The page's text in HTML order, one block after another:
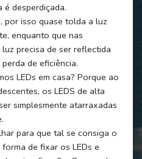
desperdiçada.
por isso quase tolda a luz
enquanto que nas
precisa de ser reflectida
de eficiência.
LEDs em casa? Porque ao
os LEDS de alta
simplesmente atarraxadas
para que tal se consiga o
de fixar os LEDs e